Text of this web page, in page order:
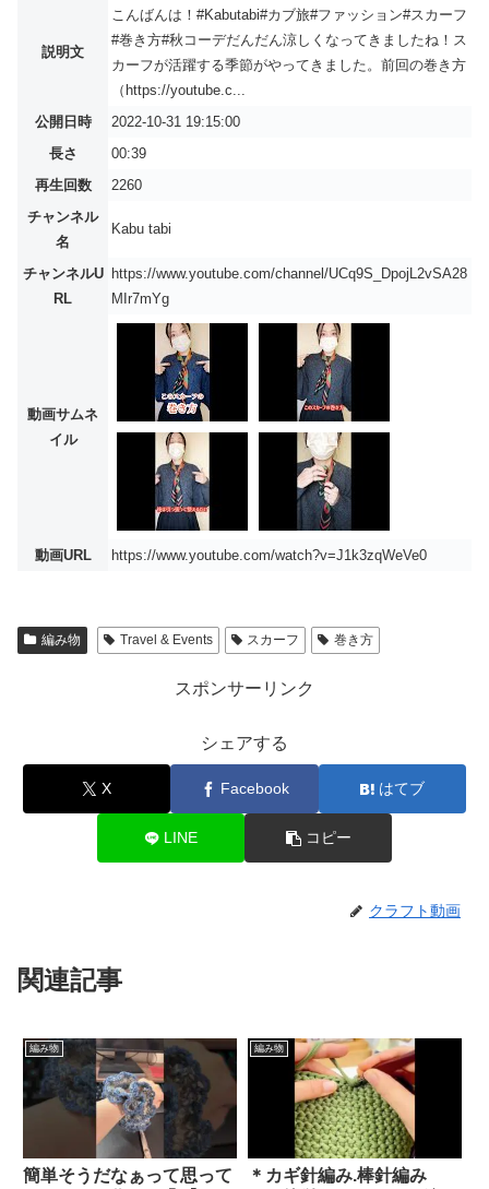
説明文
こんばんは！#Kabutabi#カブ旅#ファッション#スカーフ
#巻き方#秋コーデだんだん涼しくなってきましたね！ス
カーフが活躍する季節がやってきました。前回の巻き方
（https://youtube.c...
公開日時
2022-10-31 19:15:00
長さ
00:39
再生回数
2260
チャンネル
名
Kabu tabi
チャンネルU
RL
https://www.youtube.com/channel/UCq9S_DpojL2vSA28
MIr7mYg
動画サムネ
イル
動画URL https://www.youtube.com/watch?v=J1k3zqWeVe0
編み物 Travel & Events スカーフ 巻き方
スポンサーリンク
シェアする
X Facebook はてブ
LINE コピー
クラフト動画
関連記事
編み物
簡単そうだなぁって思って
編み物
＊カギ針編み.棒針編み